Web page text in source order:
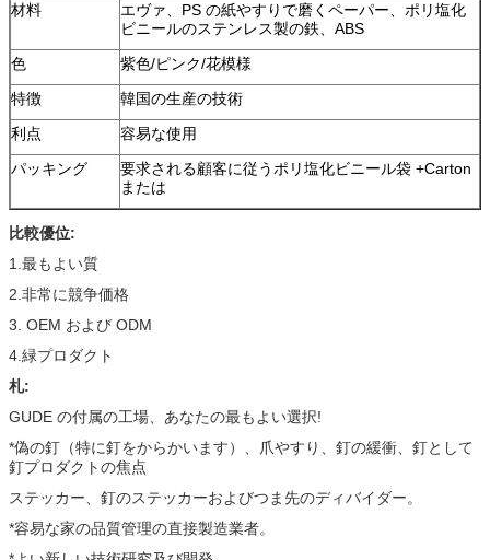
材料
エヴァ、PS の紙やすりで磨くペーパー、ポリ塩化
ビニールのステンレス製の鉄、ABS
色
紫色/ピンク/花模様
特徴
韓国の生産の技術
利点
容易な使用
パッキング
要求される顧客に従うポリ塩化ビニール袋 +Carton
または
比較優位:
1.最もよい質
2.非常に競争価格
3. OEM および ODM
4.緑プロダクト
札:
GUDE の付属の工場、あなたの最もよい選択!
*偽の釘（特に釘をからかいます）、爪やすり、釘の緩衝、釘として
釘プロダクトの焦点
ステッカー、釘のステッカーおよびつま先のディバイダー。
*容易な家の品質管理の直接製造業者。